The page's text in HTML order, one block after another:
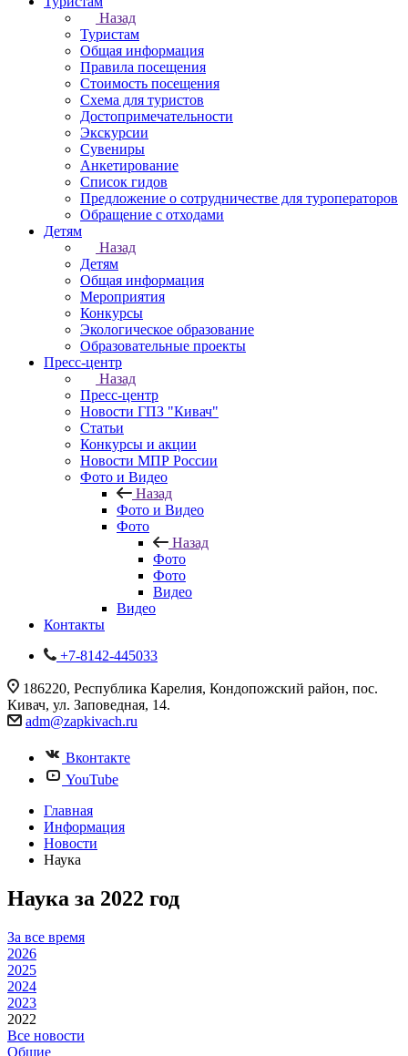
Назад
Туристам
Общая информация
Правила посещения
Стоимость посещения
Схема для туристов
Достопримечательности
Экскурсии
Сувениры
Анкетирование
Список гидов
Предложение о сотрудничестве для туроператоров
Обращение с отходами
Детям
Назад
Детям
Общая информация
Мероприятия
Конкурсы
Экологическое образование
Образовательные проекты
Пресс-центр
Назад
Пресс-центр
Новости ГПЗ "Кивач"
Статьи
Конкурсы и акции
Новости МПР России
Фото и Видео
Назад
Фото и Видео
Фото
Назад
Фото
Фото
Видео
Видео
Контакты
+7-8142-445033
186220, Республика Карелия, Кондопожский район, пос.
Кивач, ул. Заповедная, 14.
adm@zapkivach.ru
Вконтакте
YouTube
Главная
Информация
Новости
Наука
Наука за 2022 год
За все время
2026
2025
2024
2023
2022
Все новости
Общие